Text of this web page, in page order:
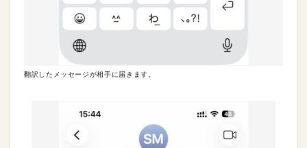
翻訳したメッセージが相手に届きます。